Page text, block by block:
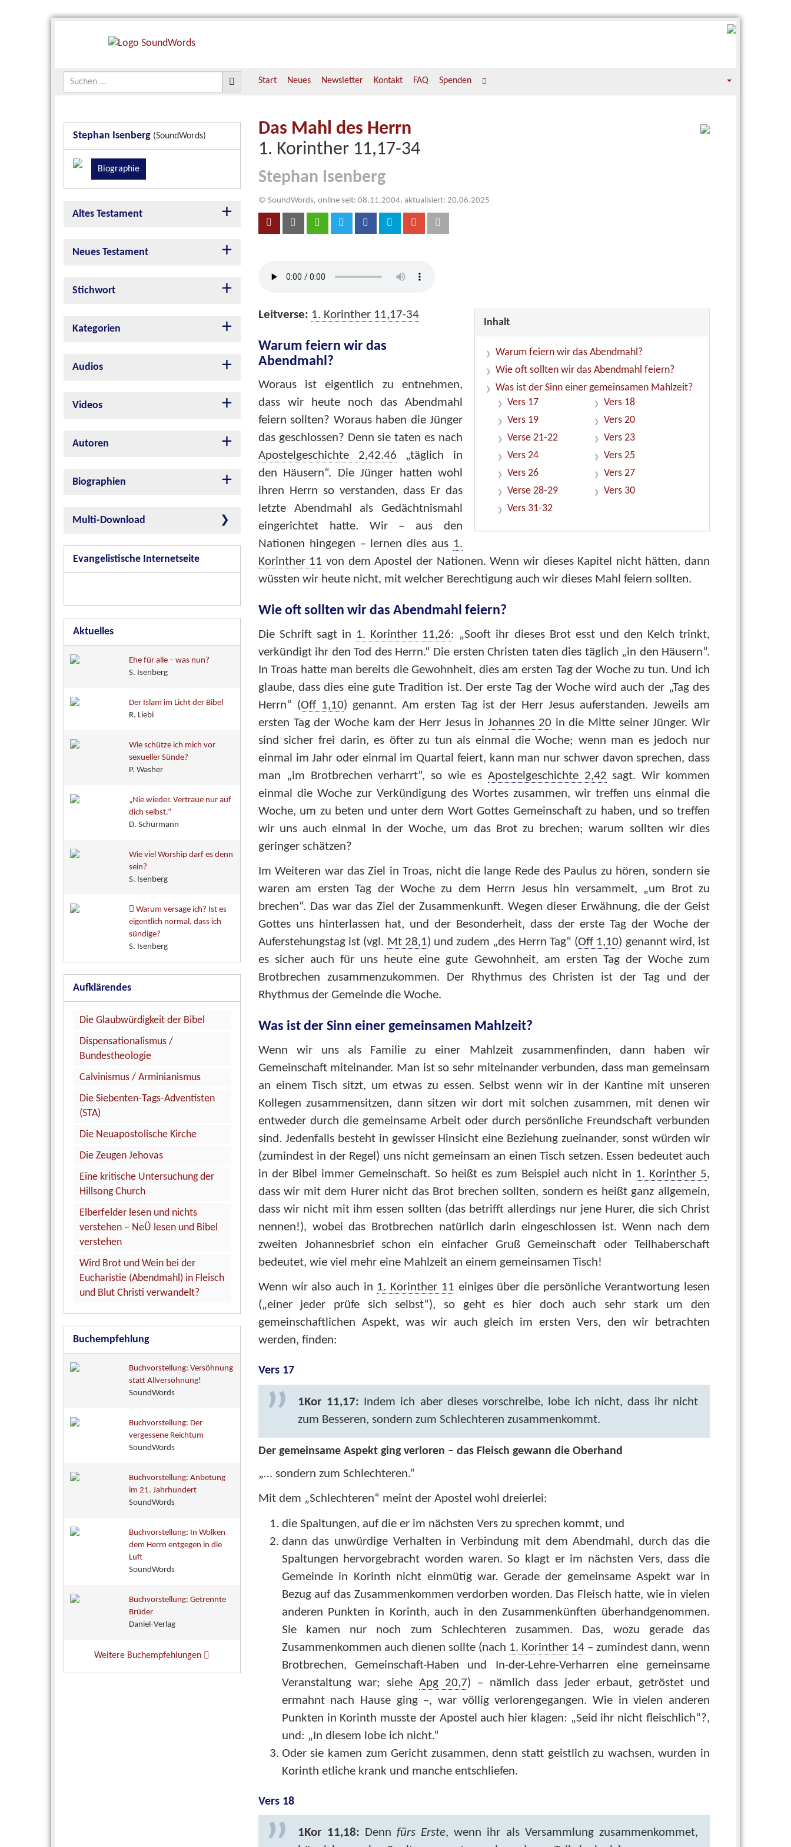
Start Neues Newsletter Kontakt FAQ Spenden
Stephan Isenberg (SoundWords)
Biographie
Altes Testament
Neues Testament
Stichwort
Kategorien
Audios
Videos
Autoren
Biographien
Multi-Download
Evangelistische Internetseite
Aktuelles
Ehe für alle – was nun?
S. Isenberg
Der Islam im Licht der Bibel
R. Liebi
Wie schütze ich mich vor
sexueller Sünde?
P. Washer
„Nie wieder. Vertraue nur auf
dich selbst.“
D. Schürmann
Wie viel Worship darf es denn
sein?
S. Isenberg
Warum versage ich? Ist es
eigentlich normal, dass ich
sündige?
S. Isenberg
Aufklärendes
Die Glaubwürdigkeit der Bibel
Dispensationalismus /
Bundestheologie
Calvinismus / Arminianismus
Die Siebenten-Tags-Adventisten
(STA)
Die Neuapostolische Kirche
Die Zeugen Jehovas
Eine kritische Untersuchung der
Hillsong Church
Elberfelder lesen und nichts
verstehen – NeÜ lesen und Bibel
verstehen
Wird Brot und Wein bei der
Eucharistie (Abendmahl) in Fleisch
und Blut Christi verwandelt?
Buchempfehlung
Buchvorstellung: Versöhnung
statt Allversöhnung!
SoundWords
Buchvorstellung: Der
vergessene Reichtum
SoundWords
Buchvorstellung: Anbetung
im 21. Jahrhundert
SoundWords
Buchvorstellung: In Wolken
dem Herrn entgegen in die
Luft
SoundWords
Buchvorstellung: Getrennte
Brüder
Daniel-Verlag
Weitere Buchempfehlungen
Das Mahl des Herrn
1. Korinther 11,17-34
Stephan Isenberg
© SoundWords, online seit: 08.11.2004, aktualisiert: 20.06.2025
Inhalt
Warum feiern wir das Abendmahl?
Wie oft sollten wir das Abendmahl feiern?
Was ist der Sinn einer gemeinsamen Mahlzeit?
Vers 17
Vers 18
Vers 19
Vers 20
Verse 21-22
Vers 23
Vers 24
Vers 25
Vers 26
Vers 27
Verse 28-29
Vers 30
Vers 31-32
Leitverse: 1. Korinther 11,17-34
Warum feiern wir das
Abendmahl?
Woraus ist eigentlich zu entnehmen,
dass wir heute noch das Abendmahl
feiern sollten? Woraus haben die Jünger
das geschlossen? Denn sie taten es nach
Apostelgeschichte 2,42.46 „täglich in
den Häusern“. Die Jünger hatten wohl
ihren Herrn so verstanden, dass Er das
letzte Abendmahl als Gedächtnismahl
eingerichtet hatte. Wir – aus den
Nationen hingegen – lernen dies aus 1.
Korinther 11 von dem Apostel der Nationen. Wenn wir dieses Kapitel nicht hätten, dann
wüssten wir heute nicht, mit welcher Berechtigung auch wir dieses Mahl feiern sollten.
Wie oft sollten wir das Abendmahl feiern?
Die Schrift sagt in 1. Korinther 11,26: „Sooft ihr dieses Brot esst und den Kelch trinkt,
verkündigt ihr den Tod des Herrn.“ Die ersten Christen taten dies täglich „in den Häusern“.
In Troas hatte man bereits die Gewohnheit, dies am ersten Tag der Woche zu tun. Und ich
glaube, dass dies eine gute Tradition ist. Der erste Tag der Woche wird auch der „Tag des
Herrn“ (Off 1,10) genannt. Am ersten Tag ist der Herr Jesus auferstanden. Jeweils am
ersten Tag der Woche kam der Herr Jesus inJohannes 20 in die Mitte seiner Jünger. Wir
sind sicher frei darin, es öfter zu tun als einmal die Woche; wenn man es jedoch nur
einmal im Jahr oder einmal im Quartal feiert, kann man nur schwer davon sprechen, dass
man „im Brotbrechen verharrt“, so wie es Apostelgeschichte 2,42 sagt. Wir kommen
einmal die Woche zur Verkündigung des Wortes zusammen, wir treffen uns einmal die
Woche, um zu beten und unter dem Wort Gottes Gemeinschaft zu haben, und so treffen
wir uns auch einmal in der Woche, um das Brot zu brechen; warum sollten wir dies
geringer schätzen?
Im Weiteren war das Ziel in Troas, nicht die lange Rede des Paulus zu hören, sondern sie
waren am ersten Tag der Woche zu dem Herrn Jesus hin versammelt, „um Brot zu
brechen“. Das war das Ziel der Zusammenkunft. Wegen dieser Erwähnung, die der Geist
Gottes uns hinterlassen hat, und der Besonderheit, dass der erste Tag der Woche der
Auferstehungstag ist (vgl. Mt 28,1) und zudem „des Herrn Tag“ (Off 1,10) genannt wird, ist
es sicher auch für uns heute eine gute Gewohnheit, am ersten Tag der Woche zum
Brotbrechen zusammenzukommen. Der Rhythmus des Christen ist der Tag und der
Rhythmus der Gemeinde die Woche.
Was ist der Sinn einer gemeinsamen Mahlzeit?
Wenn wir uns als Familie zu einer Mahlzeit zusammenfinden, dann haben wir
Gemeinschaft miteinander. Man ist so sehr miteinander verbunden, dass man gemeinsam
an einem Tisch sitzt, um etwas zu essen. Selbst wenn wir in der Kantine mit unseren
Kollegen zusammensitzen, dann sitzen wir dort mit solchen zusammen, mit denen wir
entweder durch die gemeinsame Arbeit oder durch persönliche Freundschaft verbunden
sind. Jedenfalls besteht in gewisser Hinsicht eine Beziehung zueinander, sonst würden wir
(zumindest in der Regel) uns nicht gemeinsam an einen Tisch setzen. Essen bedeutet auch
in der Bibel immer Gemeinschaft. So heißt es zum Beispiel auch nicht in 1. Korinther 5,
dass wir mit dem Hurer nicht das Brot brechen sollten, sondern es heißt ganz allgemein,
dass wir nicht mit ihm essen sollten (das betrifft allerdings nur jene Hurer, die sich Christ
nennen!), wobei das Brotbrechen natürlich darin eingeschlossen ist. Wenn nach dem
zweiten Johannesbrief schon ein einfacher Gruß Gemeinschaft oder Teilhaberschaft
bedeutet, wie viel mehr eine Mahlzeit an einem gemeinsamen Tisch!
Wenn wir also auch in 1. Korinther 11 einiges über die persönliche Verantwortung lesen
(„einer jeder prüfe sich selbst“), so geht es hier doch auch sehr stark um den
gemeinschaftlichen Aspekt, was wir auch gleich im ersten Vers, den wir betrachten
werden, finden:
Vers 17
1Kor 11,17: Indem ich aber dieses vorschreibe, lobe ich nicht, dass ihr nicht
zum Besseren, sondern zum Schlechteren zusammenkommt.
Der gemeinsame Aspekt ging verloren – das Fleisch gewann die Oberhand
„… sondern zum Schlechteren.“
Mit dem „Schlechteren“ meint der Apostel wohl dreierlei:
die Spaltungen, auf die er im nächsten Vers zu sprechen kommt, und
dann das unwürdige Verhalten in Verbindung mit dem Abendmahl, durch das die
Spaltungen hervorgebracht worden waren. So klagt er im nächsten Vers, dass die
Gemeinde in Korinth nicht einmütig war. Gerade der gemeinsame Aspekt war in
Bezug auf das Zusammenkommen verdorben worden. Das Fleisch hatte, wie in vielen
anderen Punkten in Korinth, auch in den Zusammenkünften überhandgenommen.
Sie kamen nur noch zum Schlechteren zusammen. Das, wozu gerade das
Zusammenkommen auch dienen sollte (nach 1. Korinther 14– zumindest dann, wenn
Brotbrechen, Gemeinschaft-Haben und In-der-Lehre-Verharren eine gemeinsame
Veranstaltung war; siehe Apg 20,7) – nämlich dass jeder erbaut, getröstet und
ermahnt nach Hause ging –, war völlig verlorengegangen. Wie in vielen anderen
Punkten in Korinth musste der Apostel auch hier klagen: „Seid ihr nicht fleischlich“?,
und: „In diesem lobe ich nicht.“
Oder sie kamen zum Gericht zusammen, denn statt geistlich zu wachsen, wurden in
Korinth etliche krank und manche entschliefen.
Vers 18
1Kor 11,18: Denn fürs Erste, wenn ihr als Versammlung zusammenkommet,